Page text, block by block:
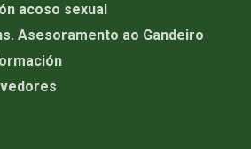
acoso sexual
Asesoramento ao Gandeiro